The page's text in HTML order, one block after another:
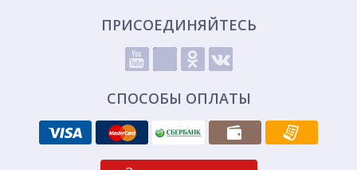
ПРИСОЕДИНЯЙТЕСЬ
СПОСОБЫ ОПЛАТЫ